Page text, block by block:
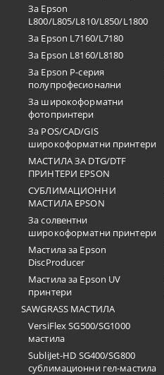
За Epson
L800/L805/L810/L850/L1800
За Epson L7160/L7180
За Epson L8160/L8180
За Epson P-серия
полупрофесионални
За широкоформатни
фотопринтери
За POS/CAD/GIS
широкоформатни принтери
МАСТИЛА ЗА DTG/DTF
ПРИНТЕРИ EPSON
СУБЛИМАЦИОННИ
МАСТИЛА EPSON
За солвентни
широкоформатни принтери
Мастила за Epson
DiscProducer
Мастила за Epson UV
принтери
SAWGRASS МАСТИЛА
VersiFlex SG500/SG1000
мастила
SubliJet-HD SG400/SG800
сублимационни гел-мастила